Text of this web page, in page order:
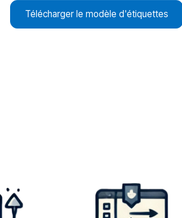
Télécharger le modèle d'étiquettes